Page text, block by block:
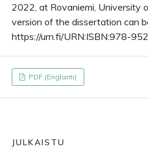
2022, at Rovaniemi, University
version of the dissertation can
https://urn.fi/URN:ISBN:978-
PDF (Englanti)
JULKAISTU